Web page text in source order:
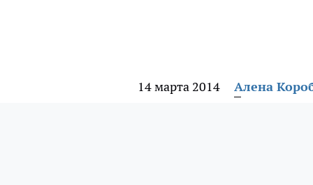
14 марта 2014 Алена